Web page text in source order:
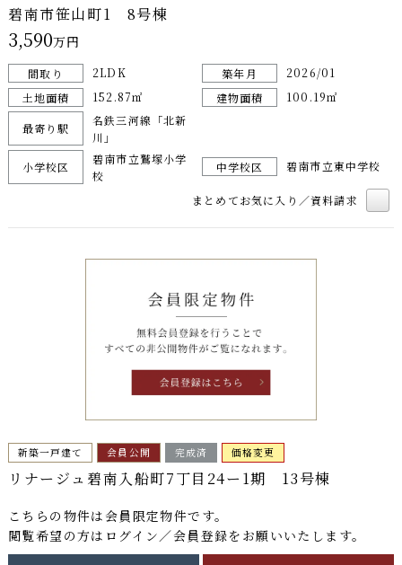
碧南市笹山町1 8号棟
3,590万円
間取り 2LDK 築年月
2026/01
土地面積
152.87㎡ 建物面積 100.19㎡
最寄り駅
名鉄三河線「北新
川」
小学校区
碧南市立鷲塚小学
校
中学校区 碧南市立東中学校
まとめてお気に入り／資料請求
新築一戸建て 会員公開 完成済 価格変更
リナージュ碧南入船町7丁目24ー1期 13号棟
こちらの物件は 会員限定物件です。
閲覧希望の方はログイン／会員登録をお願いいたします。